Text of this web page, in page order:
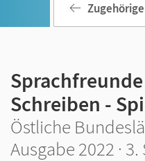
Sprachfreunde
Schreiben -
Östliche
Ausgabe 2022 ·